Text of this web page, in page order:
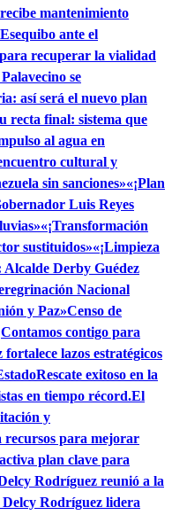
mantenimiento
ante el
recuperar la vialidad
se
así será el nuevo plan
recta final: sistema que
al agua en
cultural y
sin sanciones»«¡Plan
Luis Reyes
«¡Transformación
sustituidos»«¡Limpieza
Derby Guédez
Nacional
y Paz»Censo de
contigo para
lazos estratégicos
Rescate exitoso en la
en tiempo récord.El
y
recursos para mejorar
plan clave para
Rodríguez reunió a la
Rodríguez lidera